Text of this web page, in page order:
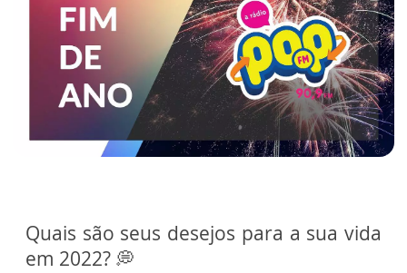
Quais são seus desejos para a sua vida
em 2022? 💭